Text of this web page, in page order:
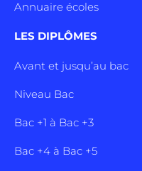
Annuaire écoles
LES DIPLÔMES
Avant et jusqu’au bac
Niveau Bac
Bac +1 à Bac +3
Bac +4 à Bac +5